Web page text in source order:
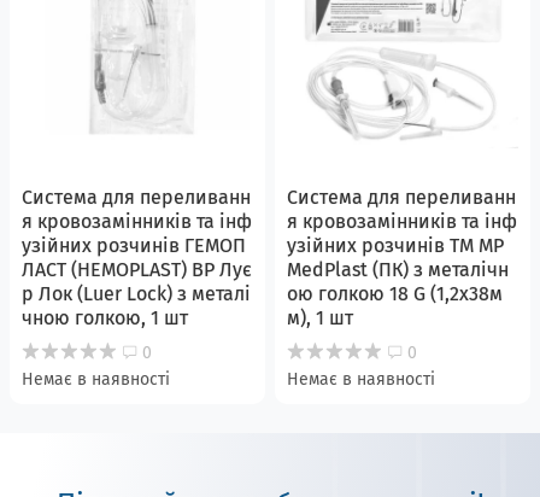
Система для переливанн
я кровозамінників та інф
узійних розчинів ГЕМОП
ЛАСТ (HEMOPLAST) ВР Лує
р Лок (Luer Lock) з металі
чною голкою, 1 шт
0
Немає в наявності
Система для переливанн
я кровозамінників та інф
узійних розчинів ТМ MP
MedPlast (ПК) з металічн
ою голкою 18 G (1,2х38м
м), 1 шт
0
Немає в наявності